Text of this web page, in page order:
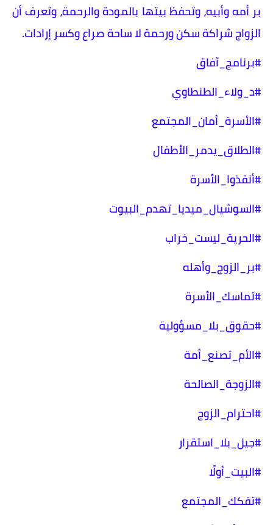
بر أمه وأبيه، وتحفظ بيتها بالمودة والرحمة، وتعرف أن
الزواج شراكة سكن ورحمة لا ساحة صراع وكسر إرادات.
#برنامج_آفاق
#د_ولاء_الطنطاوي
#الأسرة_أمان_المجتمع
#الطلاق_يدمر_الأطفال
#أنقذوا_الأسرة
#السوشيال_ميديا_تهدم_البيوت
#الحرية_ليست_خراب
#بر_الزوج_وأهله
#تماسك_الأسرة
#حقوق_بلا_مسؤولية
#الأم_تصنع_أمة
#الزوجة_الصالحة
#احترام_الزوج
#جيل_بلا_استقرار
#البيت_أولًا
#تفكك_المجتمع